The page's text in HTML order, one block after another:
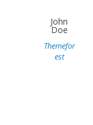
John
Doe
Themefor
est